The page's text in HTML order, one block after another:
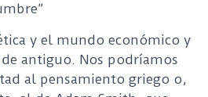
y el mundo económico y
antiguo. Nos podríamos
al pensamiento griego o,